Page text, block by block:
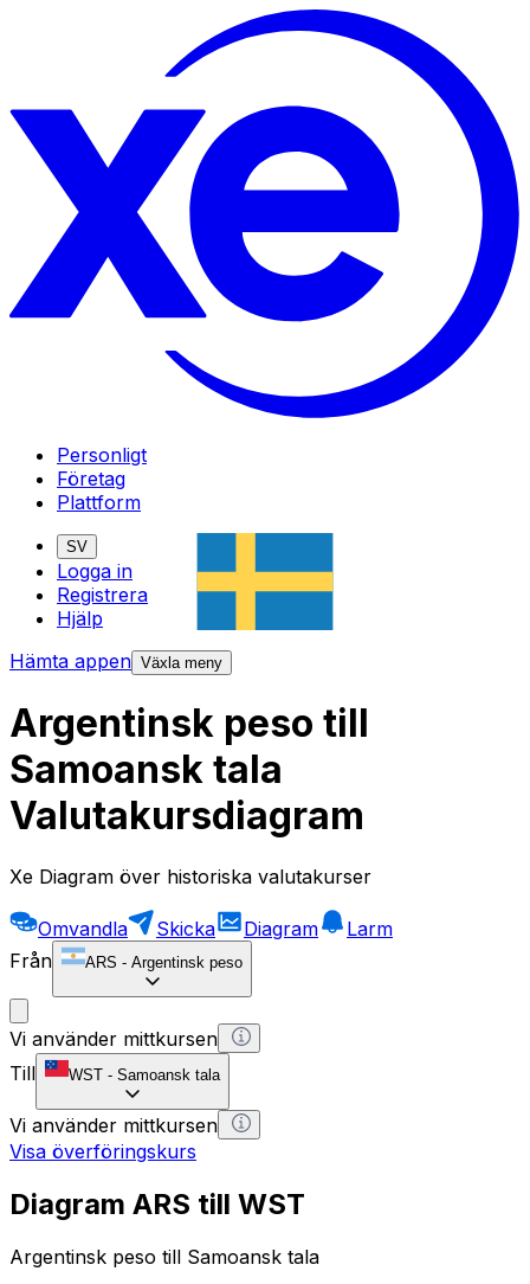
Personligt
Företag
Plattform
SV
Logga in
Registrera
Hjälp
Hämta appen Växla meny
Argentinsk peso till
Samoansk tala
Valutakursdiagram
Xe Diagram över historiska valutakurser
Omvandla Skicka Diagram
Larm
Från
ARS - Argentinsk peso
Vi använder mittkursen
Till
WST - Samoansk tala
Vi använder mittkursen
Visa överföringskurs
Diagram ARS till WST
Argentinsk peso till Samoansk tala